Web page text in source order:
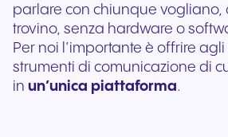
parlare con chiunque vogliano,
trovino, senza hardware o
Per noi l’importante è offrire
strumenti di comunicazione di
in un’unica piattaforma.